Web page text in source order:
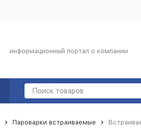
информационный портал о компании
Пароварки встраиваемые